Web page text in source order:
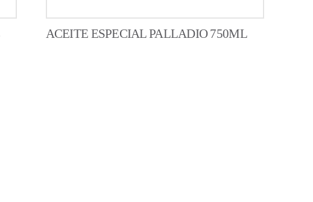
ACEITE ESPECIAL PALLADIO 750ML